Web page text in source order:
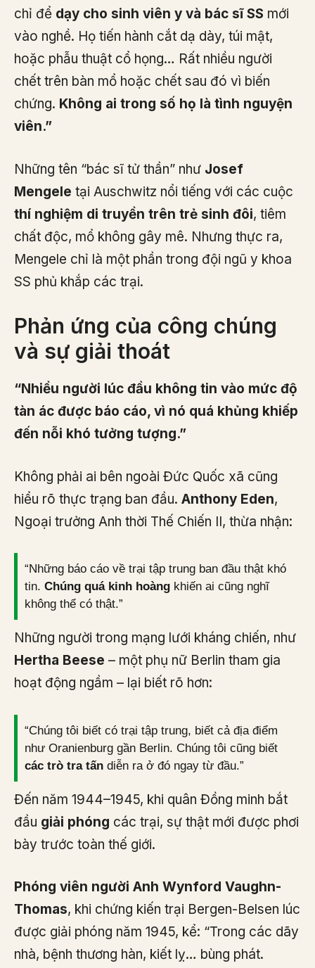
chỉ để dạy cho sinh viên y và bác sĩ SS mới
vào nghề. Họ tiến hành cắt dạ dày, túi mật,
hoặc phẫu thuật cổ họng… Rất nhiều người
chết trên bàn mổ hoặc chết sau đó vì biến
chứng. Không ai trong số họ là tình nguyện
viên.”
Những tên “bác sĩ tử thần” như Josef
Mengele tại Auschwitz nổi tiếng với các cuộc
thí nghiệm di truyền trên trẻ sinh đôi, tiêm
chất độc, mổ không gây mê. Nhưng thực ra,
Mengele chỉ là một phần trong đội ngũ y khoa
SS phủ khắp các trại.
Phản ứng của công chúng
và sự giải thoát
“Nhiều người lúc đầu không tin vào mức độ
tàn ác được báo cáo, vì nó quá khủng khiếp
đến nỗi khó tưởng tượng.”
Không phải ai bên ngoài Đức Quốc xã cũng
hiểu rõ thực trạng ban đầu. Anthony Eden,
Ngoại trưởng Anh thời Thế Chiến II, thừa nhận:
“Những báo cáo về trại tập trung ban đầu thật khó
tin. Chúng quá kinh hoàng khiến ai cũng nghĩ
không thể có thật.”
Những người trong mạng lưới kháng chiến, như
Hertha Beese – một phụ nữ Berlin tham gia
hoạt động ngầm – lại biết rõ hơn:
“Chúng tôi biết có trại tập trung, biết cả địa điểm
như Oranienburg gần Berlin. Chúng tôi cũng biết
các trò tra tấn diễn ra ở đó ngay từ đầu.”
Đến năm 1944–1945, khi quân Đồng minh bắt
đầu giải phóng các trại, sự thật mới được phơi
bày trước toàn thế giới.
Phóng viên người Anh Wynford Vaughn-
Thomas, khi chứng kiến trại Bergen-Belsen lúc
được giải phóng năm 1945, kể: “Trong các dãy
nhà, bệnh thương hàn, kiết lỵ… bùng phát.